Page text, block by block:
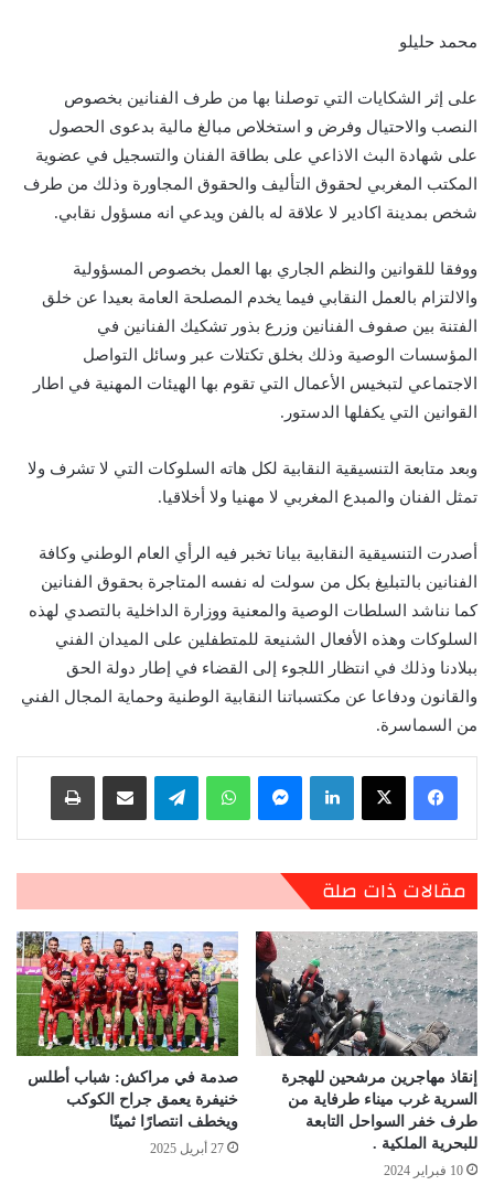
محمد حليلو
على إثر الشكايات التي توصلنا بها من طرف الفنانين بخصوص
النصب والاحتيال وفرض و استخلاص مبالغ مالية بدعوى الحصول
على شهادة البث الاذاعي على بطاقة الفنان والتسجيل في عضوية
المكتب المغربي لحقوق التأليف والحقوق المجاورة وذلك من طرف
شخص بمدينة اكادير لا علاقة له بالفن ويدعي انه مسؤول نقابي.
ووفقا للقوانين والنظم الجاري بها العمل بخصوص المسؤولية
والالتزام بالعمل النقابي فيما يخدم المصلحة العامة بعيدا عن خلق
الفتنة بين صفوف الفنانين وزرع بذور تشكيك الفنانين في
المؤسسات الوصية وذلك بخلق تكتلات عبر وسائل التواصل
الاجتماعي لتبخيس الأعمال التي تقوم بها الهيئات المهنية في اطار
القوانين التي يكفلها الدستور.
وبعد متابعة التنسيقية النقابية لكل هاته السلوكات التي لا تشرف ولا
تمثل الفنان والمبدع المغربي لا مهنيا ولا أخلاقيا.
أصدرت التنسيقية النقابية بيانا تخبر فيه الرأي العام الوطني وكافة
الفنانين بالتبليغ بكل من سولت له نفسه المتاجرة بحقوق الفنانين
كما نناشد السلطات الوصية والمعنية ووزارة الداخلية بالتصدي لهذه
السلوكات وهذه الأفعال الشنيعة للمتطفلين على الميدان الفني
ببلادنا وذلك في انتظار اللجوء إلى القضاء في إطار دولة الحق
والقانون ودفاعا عن مكتسباتنا النقابية الوطنية وحماية المجال الفني
من السماسرة.
لينكدإن ماسنجر واتساب تيلقرام مشاركة عبر البريد طباعة
مقالات ذات صلة
إنقاذ مهاجرين مرشحين للهجرة
السرية غرب ميناء طرفاية من
طرف خفر السواحل التابعة
للبحرية الملكية .
10 فبراير 2024
صدمة في مراكش: شباب أطلس
خنيفرة يعمق جراح الكوكب
ويخطف انتصارًا ثمينًا
27 أبريل 2025